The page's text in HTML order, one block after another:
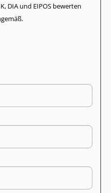
DIA und EIPOS bewerten